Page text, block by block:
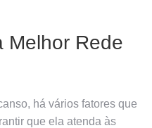
Melhor Rede
há vários fatores que
que ela atenda às